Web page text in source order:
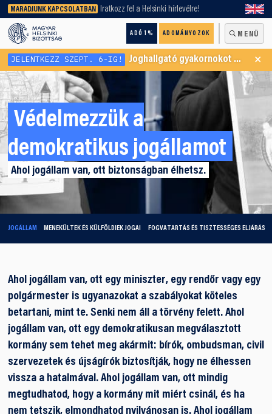
MARADJUNK KAPCSOLATBAN Iratkozz fel a Helsinki hírlevélre!
ADÓ 1% ADOMÁNYOZOK MENÜ
keresőnket!
JELENTKEZZ SZEPT. 6-IG! Joghallgató gyakornokot keresünk Menekültügyi Programunkba ×
Védelmezzük a
demokratikus jogállamot
Ahol jogállam van, ott biztonságban élhetsz.
JOGÁLLAM MENEKÜLTEK ÉS KÜLFÖLDIEK JOGAI FOGVATARTÁS ÉS TISZTESSÉGES ELJÁRÁS
Ahol jogállam van, ott egy miniszter, egy rendőr vagy egy
polgármester is ugyanazokat a szabályokat köteles
betartani, mint te. Senki nem áll a törvény felett. Ahol
jogállam van, ott egy demokratikusan megválasztott
kormány sem tehet meg akármit: bírók, ombudsman, civil
szervezetek és újságírók biztosítják, hogy ne élhessen
vissza a hatalmával. Ahol jogállam van, ott mindig
megtudhatod, hogy a kormány mit miért csinál, és ha
nem tetszik, elmondhatod nyilvánosan is. Ahol jogállam